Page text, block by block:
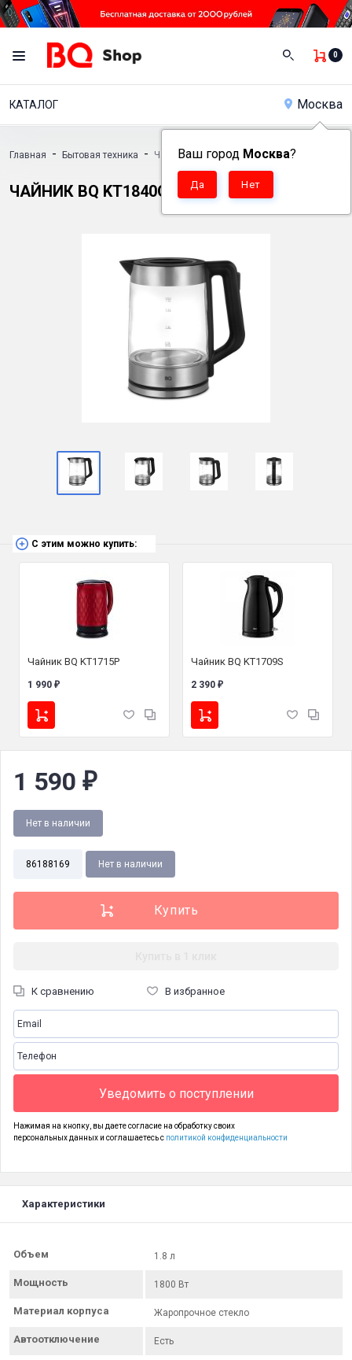
0
КАТАЛОГ Москва
Ваш город Москва?
Главная - Бытовая техника - Чайник BQ KT1840G
ЧАЙНИК BQ KT1840G
С этим можно купить:
Чайник BQ KT1715P
1 990 ₽
Чайник BQ KT1709S
2 390 ₽
1 590 ₽
Нет в наличии
86188169 Нет в наличии
К сравнению В избранное
Уведомить о поступлении
Нажимая на кнопку, вы даете согласие на обработку своих
персональных данных и соглашаетесь с политикой конфиденциальности
Характеристики
Объем 1.8 л
Мощность 1800 Вт
Материал корпуса Жаропрочное стекло
Автоотключение Есть